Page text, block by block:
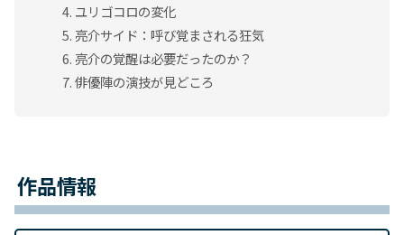
ユリゴコロの変化
亮介サイド：呼び覚まされる狂気
亮介の覚醒は必要だったのか？
俳優陣の演技が見どころ
作品情報